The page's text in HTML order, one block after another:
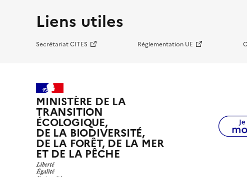
Liens utiles
Secrétariat CITES Réglementation UE
MINISTÈRE DE LA
TRANSITION
ÉCOLOGIQUE,
DE LA BIODIVERSITÉ,
DE LA FORÊT, DE LA MER
ET DE LA PÊCHE